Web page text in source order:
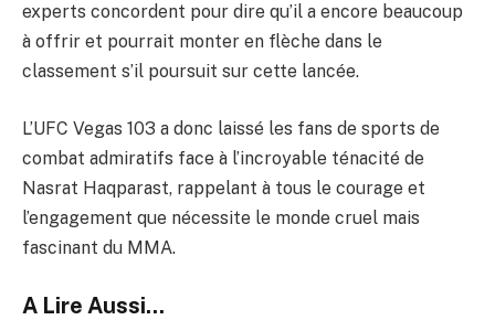
experts concordent pour dire qu’il a encore beaucoup
à offrir et pourrait monter en flèche dans le
classement s’il poursuit sur cette lancée.
L’UFC Vegas 103 a donc laissé les fans de sports de
combat admiratifs face à l’incroyable ténacité de
Nasrat Haqparast, rappelant à tous le courage et
l’engagement que nécessite le monde cruel mais
fascinant du MMA.
A Lire Aussi...